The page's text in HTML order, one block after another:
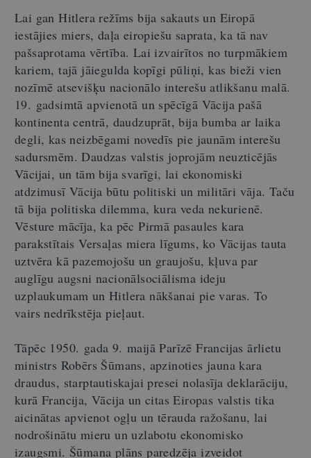
Lai gan Hitlera režīms bija sakauts un Eiropā
iestājies miers, daļa eiropiešu saprata, ka tā nav
pašsaprotama vērtība. Lai izvairītos no turpmākiem
kariem, tajā jāiegulda kopīgi pūliņi, kas bieži vien
nozīmē atsevišķu nacionālo interešu atlikšanu malā.
19. gadsimtā apvienotā un spēcīgā Vācija pašā
kontinenta centrā, daudzuprāt, bija bumba ar laika
degli, kas neizbēgami novedīs pie jaunām interešu
sadursmēm. Daudzas valstis joprojām neuzticējās
Vācijai, un tām bija svarīgi, lai ekonomiski
atdzimusī Vācija būtu politiski un militāri vāja. Taču
tā bija politiska dilemma, kura veda nekurienē.
Vēsture mācīja, ka pēc Pirmā pasaules kara
parakstītais Versaļas miera līgums, ko Vācijas tauta
uztvēra kā pazemojošu un graujošu, kļuva par
auglīgu augsni nacionālsociālisma ideju
uzplaukumam un Hitlera nākšanai pie varas. To
vairs nedrīkstēja pieļaut.
Tāpēc 1950. gada 9. maijā Parīzē Francijas ārlietu
ministrs Robērs Šūmans, apzinoties jauna kara
draudus, starptautiskajai presei nolasīja deklarāciju,
kurā Francija, Vācija un citas Eiropas valstis tika
aicinātas apvienot ogļu un tērauda ražošanu, lai
nodrošinātu mieru un uzlabotu ekonomisko
izaugsmi. Šūmana plāns paredzēja izveidot